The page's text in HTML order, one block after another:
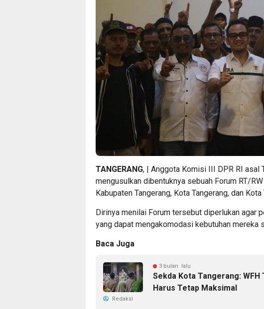
TANGERANG, | Anggota Komisi III DPR RI asal
mengusulkan dibentuknya sebuah Forum RT/
Kabupaten Tangerang, Kota Tangerang, dan
Dirinya menilai Forum tersebut diperlukan agar
yang dapat mengakomodasi kebutuhan mereka
Baca Juga
3 bulan lalu
Sekda Kota Tangerang: WFH
Harus Tetap Maksimal
Redaksi